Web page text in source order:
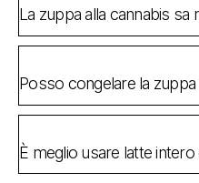
La zuppa alla cannabis sa
Posso congelare la zuppa
È meglio usare latte